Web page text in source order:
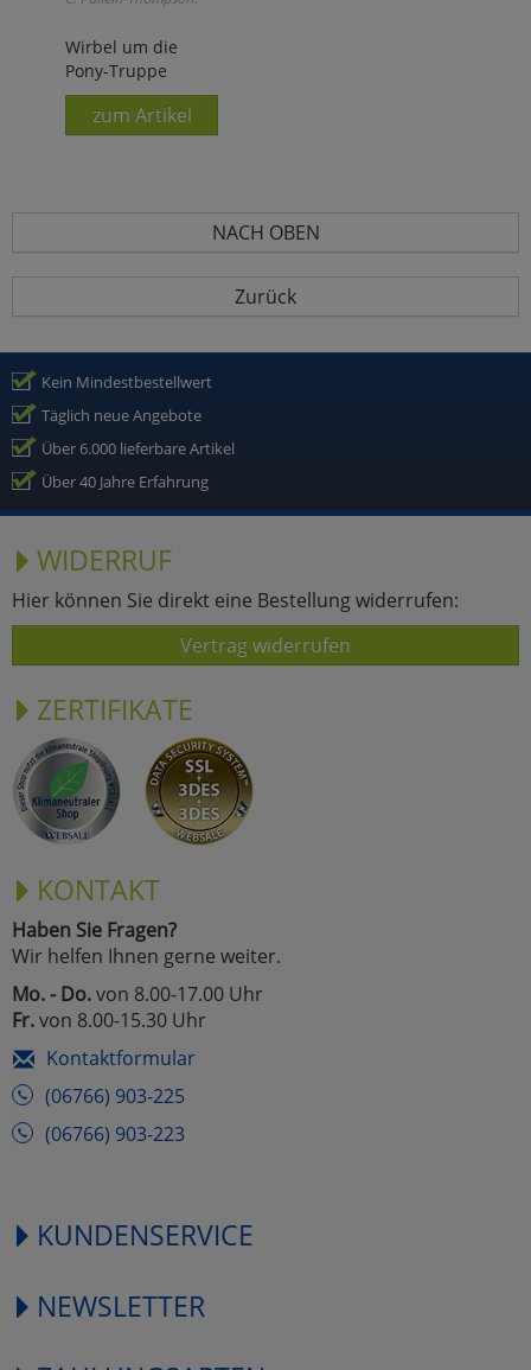
Wirbel um die
Pony-Truppe
zum Artikel
NACH OBEN
Zurück
Kein Mindestbestellwert
Täglich neue Angebote
Über 6.000 lieferbare Artikel
Über 40 Jahre Erfahrung
WIDERRUF
Hier können Sie direkt eine Bestellung widerrufen:
Vertrag widerrufen
ZERTIFIKATE
KONTAKT
Haben Sie Fragen?
Wir helfen Ihnen gerne weiter.
Mo. - Do.von 8.00-17.00 Uhr
Fr.von 8.00-15.30 Uhr
Kontaktformular
(06766) 903-225
(06766) 903-223
KUNDENSERVICE
NEWSLETTER